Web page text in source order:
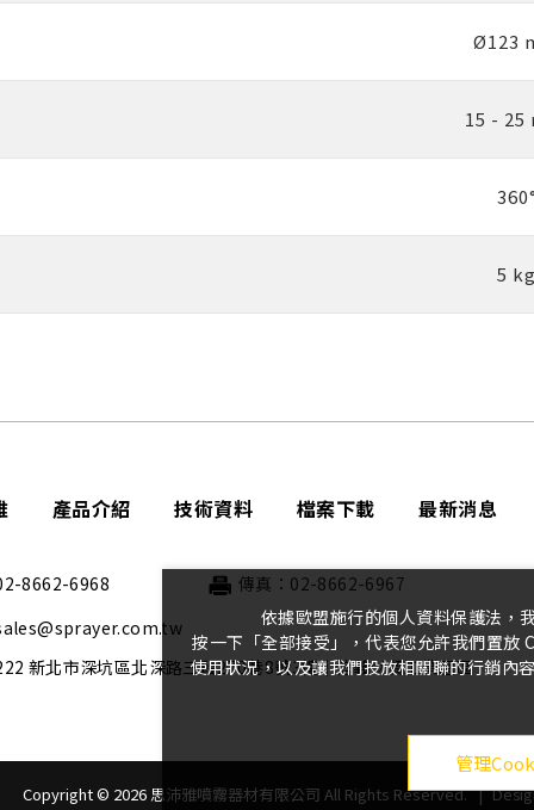
Ø123
15 - 25
5
產品介紹 技術資料 檔案下載 最新消息
8662-6968
傳真：02-8662-6967
新北市深坑區北深路三段270巷8號3樓｜信義財貿工業園區
Copyright © 2026 思沛雅噴霧器材有限公司 All Rights Reserved. |
依據歐盟施行的個人資料保護法，
按一下「全部接受」，代表您允許我們置
使用狀況，以及讓我們投放相關聯的行銷內
管理